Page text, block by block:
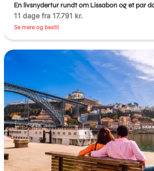
En livsnydertur rundt om Lissabon og et par
11 dage fra 17.791 kr.
Se mere og bestil